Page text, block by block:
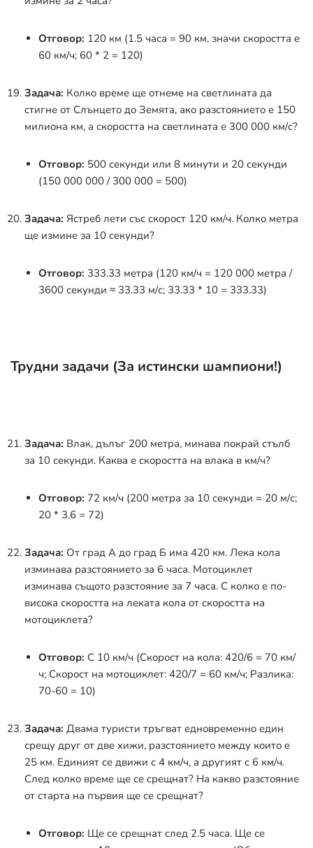
Отговор: 120 км (1.5 часа = 90 км, значи скоростта е
60 км/ч; 60 * 2 = 120)
Задача: Колко време ще отнеме на светлината да
стигне от Слънцето до Земята, ако разстоянието е 150
милиона км, а скоростта на светлината е 300 000 км/с?
Отговор: 500 секунди или 8 минути и 20 секунди
(150 000 000 / 300 000 = 500)
Задача: Ястреб лети със скорост 120 км/ч. Колко метра
ще измине за 10 секунди?
Отговор: 333.33 метра (120 км/ч = 120 000 метра /
3600 секунди ≈ 33.33 м/с; 33.33 * 10 = 333.33)
Трудни задачи (За истински шампиони!)
Задача: Влак, дълъг 200 метра, минава покрай стълб
за 10 секунди. Каква е скоростта на влака в км/ч?
Отговор: 72 км/ч (200 метра за 10 секунди = 20 м/с;
20 * 3.6 = 72)
Задача: От град А до град Б има 420 км. Лека кола
изминава разстоянието за 6 часа. Мотоциклет
изминава същото разстояние за 7 часа. С колко е по-
висока скоростта на леката кола от скоростта на
мотоциклета?
Отговор: С 10 км/ч (Скорост на кола: 420/6 = 70 км/
ч; Скорост на мотоциклет: 420/7 = 60 км/ч; Разлика:
70-60 = 10)
Задача: Двама туристи тръгват едновременно един
срещу друг от две хижи, разстоянието между които е
25 км. Единият се движи с 4 км/ч, а другият с 6 км/ч.
След колко време ще се срещнат? На какво разстояние
от старта на първия ще се срещнат?
Отговор: Ще се срещнат след 2.5 часа. Ще се